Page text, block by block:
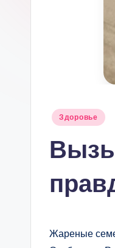
Опубликовано
Здоровье
Жареные